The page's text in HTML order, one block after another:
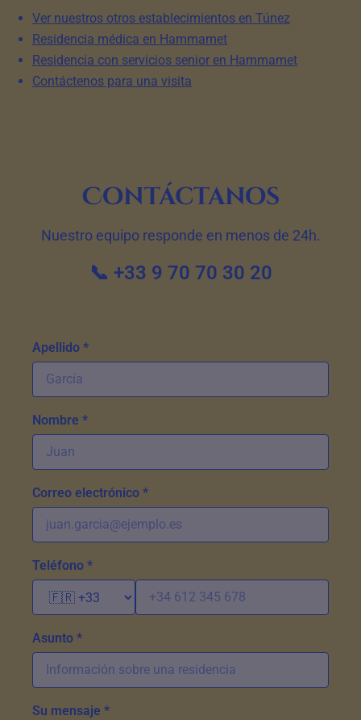
Ver nuestros otros establecimientos en Túnez
Residencia médica en Hammamet
Residencia con servicios senior en Hammamet
Contáctenos para una visita
Contáctanos
Nuestro equipo responde en menos de 24h.
📞 +33 9 70 70 30 20
Apellido *
Nombre *
Correo electrónico *
Teléfono *
Asunto *
Su mensaje *